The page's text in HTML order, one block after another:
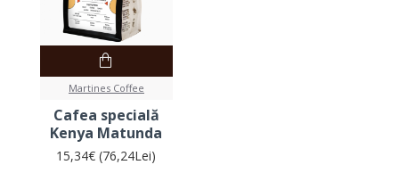
Martines Coffee
Cafea specială
Kenya Matunda
15,34€ (76,24Lei)